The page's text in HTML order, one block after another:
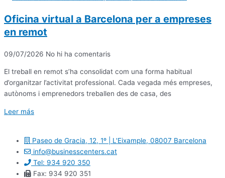
Oficina virtual a Barcelona per a empreses
en remot
09/07/2026 No hi ha comentaris
El treball en remot s’ha consolidat com una forma habitual
d’organitzar l’activitat professional. Cada vegada més empreses,
autònoms i emprenedors treballen des de casa, des
Leer más
Paseo de Gracia, 12, 1º | L'Eixample, 08007 Barcelona
info@businesscenters.cat
Tel: 934 920 350
Fax: 934 920 351